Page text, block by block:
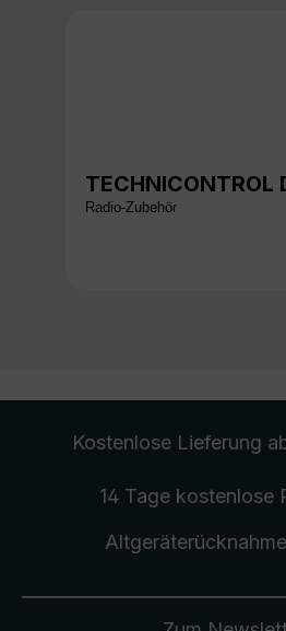
TECHNICONTROL
Radio-Zubehör
Kostenlose Lieferung
14 Tage kostenlose
Altgeräterücknahme